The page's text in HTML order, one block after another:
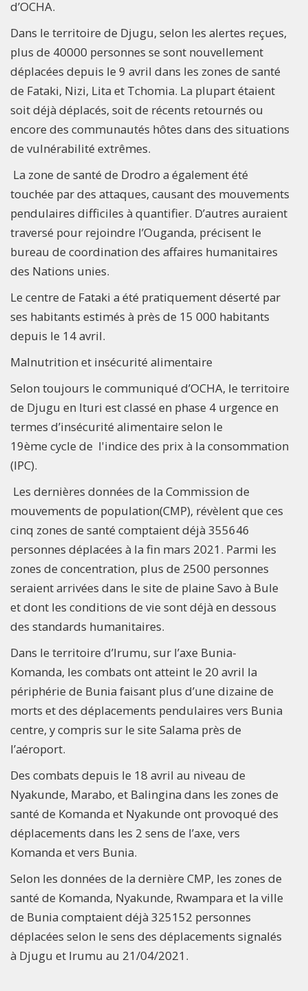
d’OCHA.
Dans le territoire de Djugu, selon les alertes reçues,
plus de 40000 personnes se sont nouvellement
déplacées depuis le 9 avril dans les zones de santé
de Fataki, Nizi, Lita et Tchomia. La plupart étaient
soit déjà déplacés, soit de récents retournés ou
encore des communautés hôtes dans des situations
de vulnérabilité extrêmes.
La zone de santé de Drodro a également été
touchée par des attaques, causant des mouvements
pendulaires difficiles à quantifier. D’autres auraient
traversé pour rejoindre l’Ouganda, précisent le
bureau de coordination des affaires humanitaires
des Nations unies.
Le centre de Fataki a été pratiquement déserté par
ses habitants estimés à près de 15 000 habitants
depuis le 14 avril.
Malnutrition et insécurité alimentaire
Selon toujours le communiqué d’OCHA, le territoire
de Djugu en Ituri est classé en phase 4 urgence en
termes d’insécurité alimentaire selon le
19ème cycle de l'indice des prix à la consommation
(IPC).
Les dernières données de la Commission de
mouvements de population(CMP), révèlent que ces
cinq zones de santé comptaient déjà 355646
personnes déplacées à la fin mars 2021. Parmi les
zones de concentration, plus de 2500 personnes
seraient arrivées dans le site de plaine Savo à Bule
et dont les conditions de vie sont déjà en dessous
des standards humanitaires.
Dans le territoire d’Irumu, sur l’axe Bunia-
Komanda, les combats ont atteint le 20 avril la
périphérie de Bunia faisant plus d’une dizaine de
morts et des déplacements pendulaires vers Bunia
centre, y compris sur le site Salama près de
l’aéroport.
Des combats depuis le 18 avril au niveau de
Nyakunde, Marabo, et Balingina dans les zones de
santé de Komanda et Nyakunde ont provoqué des
déplacements dans les 2 sens de l’axe, vers
Komanda et vers Bunia.
Selon les données de la dernière CMP, les zones de
santé de Komanda, Nyakunde, Rwampara et la ville
de Bunia comptaient déjà 325152 personnes
déplacées selon le sens des déplacements signalés
à Djugu et Irumu au 21/04/2021.